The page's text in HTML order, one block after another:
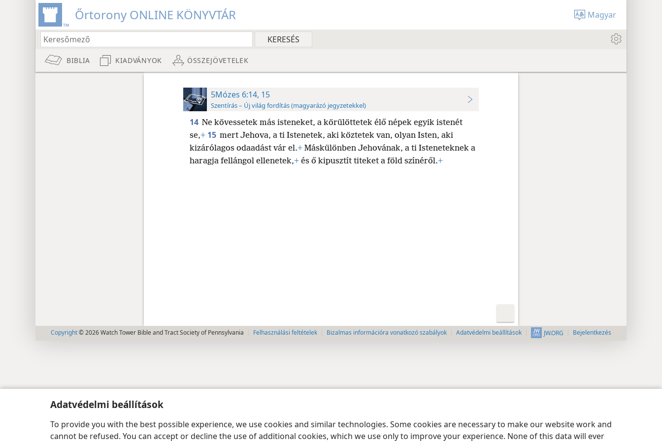
Adatvédelmi beállítások
To provide you with the best possible experience, we use cookies and similar technologies. Some cookies are necessary to make our website work and
cannot be refused. You can accept or decline the use of additional cookies, which we use only to improve your experience. None of this data will ever
Őrtorony ONLINE KÖNYVTÁR Magyar
BIBLIA KIADVÁNYOK ÖSSZEJÖVETELEK
5Mózes 6:14, 15
Szentírás – Új világ fordítás (magyarázó jegyzetekkel)
14 Ne kövessetek más isteneket, a körülöttetek élő népek egyik istenét
se,+ 15 mert Jehova, a ti Istenetek, aki köztetek van, olyan Isten, aki
kizárólagos odaadást vár el.+Máskülönben Jehovának, a ti Isteneteknek a
haragja fellángol ellenetek,+és ő kipusztít titeket a föld színéről.+
Copyright© 2026 Watch Tower Bible and Tract Society of Pennsylvania Felhasználási feltételek Bizalmas információra vonatkozó szabályok Adatvédelmi beállítások JW.ORG Bejelentkezés